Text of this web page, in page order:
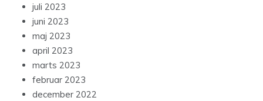
juli 2023
juni 2023
maj 2023
april 2023
marts 2023
februar 2023
december 2022